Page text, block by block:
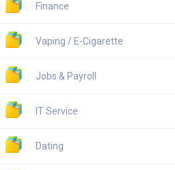
Finance
Vaping / E-Cigarette
Jobs & Payroll
IT Service
Dating